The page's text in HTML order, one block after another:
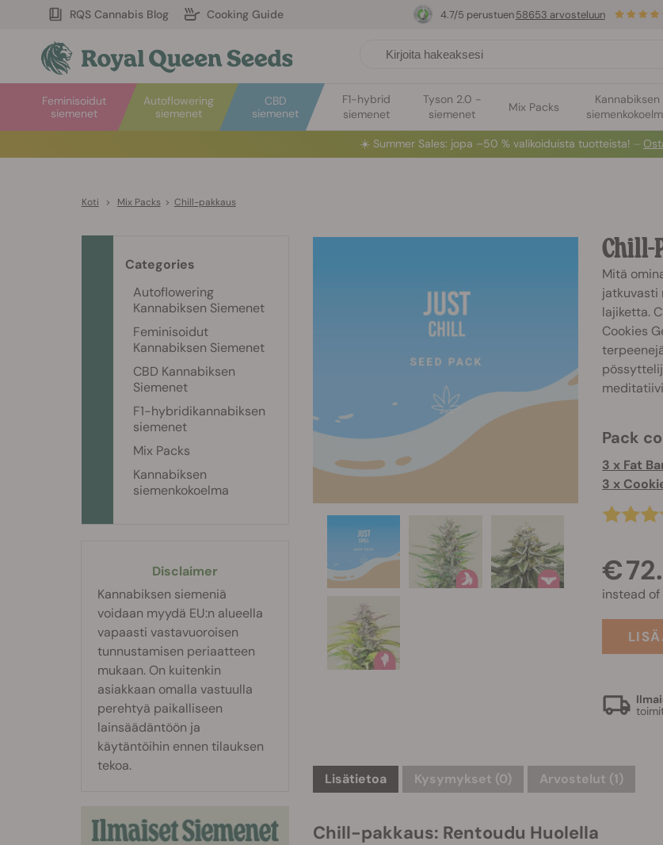
RQS Cannabis Blog Cooking Guide
Autoflowering
siemenet
Feminisoidut
siemenet
CBD
siemenet
F1-hybrid
siemenet
Tyson 2.0 -
siemenet
Mix Packs
Kannabiksen
4.7/5 perustuen 58653 arvosteluun
☀️ Summer Sales: jopa –50 % valikoiduista tuotteista! ⏤
Koti > Mix Packs > Chill-pakkaus
Chill-
Mitä
jatkuvasti
lajiketta.
Cookies
Pack
3 x Fat
3 x
€
instead of
Lisätietoa Kysymykset (0) Arvostelut (1)
Chill-pakkaus: Rentoudu Huolella
Categories
Autoflowering
Kannabiksen Siemenet
Feminisoidut
Kannabiksen Siemenet
CBD Kannabiksen
Siemenet
F1-hybridikannabiksen
siemenet
Mix Packs
Kannabiksen
siemenkokoelma
Disclaimer
Kannabiksen siemeniä
voidaan myydä EU:n alueella
vapaasti vastavuoroisen
tunnustamisen periaatteen
mukaan. On kuitenkin
asiakkaan omalla vastuulla
perehtyä paikalliseen
lainsäädäntöön ja
käytäntöihin ennen tilauksen
tekoa.